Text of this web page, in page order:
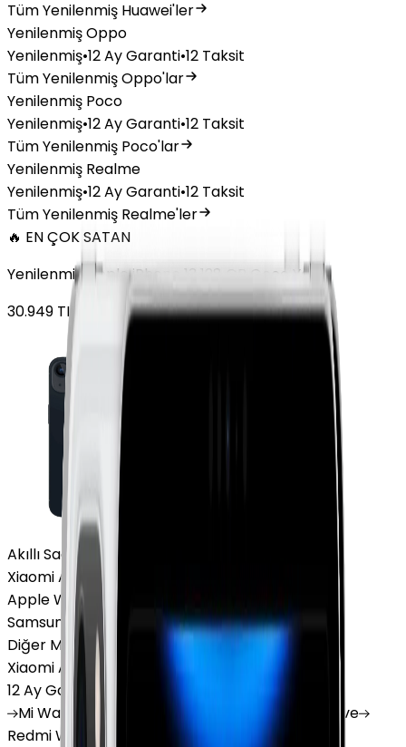
Tüm Yenilenmiş Huawei'ler
Yenilenmiş Oppo
Yenilenmiş•12 Ay Garanti•12 Taksit
Tüm Yenilenmiş Oppo'lar
Yenilenmiş Poco
Yenilenmiş•12 Ay Garanti•12 Taksit
Tüm Yenilenmiş Poco'lar
Yenilenmiş Realme
Yenilenmiş•12 Ay Garanti•12 Taksit
Tüm Yenilenmiş Realme'ler
🔥 EN ÇOK SATAN
Yenilenmiş Apple iPhone 13 128 GB Gece Yarısı
30.949 TL'den başlayan fiyatlar
Akıllı Saat ve Bileklik
Xiaomi Akıllı Saat
Apple Watch
Samsung Watch
Diğer Markalar
Xiaomi Akıllı Saat
12 Ay Garanti •
MiWatch Mi Watch Lite
Watch 3 Active
RedmiWatch 5 Lite Redmi Watch 5 Active